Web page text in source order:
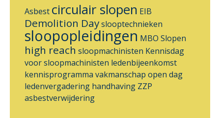
Asbest circulair slopen EIB
Demolition Dayslooptechnieken
sloopopleidingen MBO Slopen
high reach sloopmachinisten Kennisdag
voor sloopmachinisten ledenbijeenkomst
kennisprogramma vakmanschap open dag
ledenvergadering handhaving ZZP
asbestverwijdering